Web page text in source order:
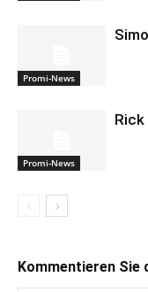
Promi-News
Promi-News
Kommentieren Sie